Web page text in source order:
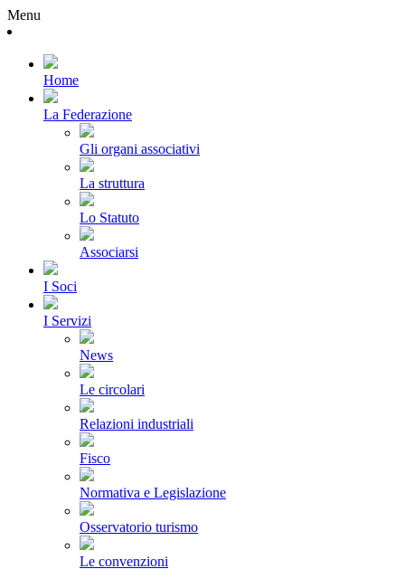
Menu
Home
La Federazione
Gli organi associativi
La struttura
Lo Statuto
Associarsi
I Soci
I Servizi
News
Le circolari
Relazioni industriali
Fisco
Normativa e Legislazione
Osservatorio turismo
Le convenzioni